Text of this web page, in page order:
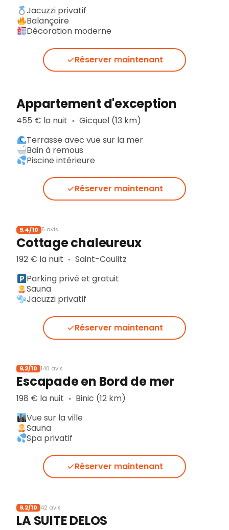
Jacuzzi privatif
Balançoire
Décoration moderne
Réserver maintenant
Appartement d'exception
455 € la nuit ▪︎ Gicquel (13 km)
Terrasse avec vue sur la mer
Bain à remous
Piscine intérieure
Réserver maintenant
9,4/10 5 avis
Cottage chaleureux
192 € la nuit ▪︎ Saint-Coulitz
Parking privé et gratuit
Sauna
Jacuzzi privatif
Réserver maintenant
9,2/10 140 avis
Escapade en Bord de mer
198 € la nuit ▪︎ Binic (12 km)
Vue sur la ville
Sauna
Spa privatif
Réserver maintenant
9,2/10 42 avis
LA SUITE DELOS